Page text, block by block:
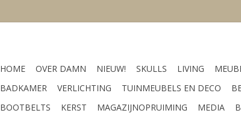
HOME OVER DAMN NIEUW! SKULLS LIVING
BADKAMER
VERLICHTING TUINMEUBELS EN DECO
BOOTBELTS
KERST MAGAZIJNOPRUIMING MEDIA